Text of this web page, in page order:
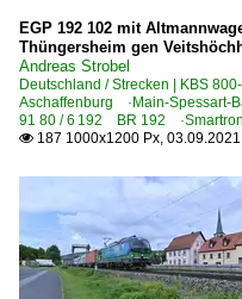
EGP 192 102 mit
Thüngersheim gen
Andreas Strobel
Deutschland / Strecken | KBS
Aschaffenburg ·Main-Spessart-
91 80 / 6 192 BR 192
 187 1000x1200 Px, 03.09.2021